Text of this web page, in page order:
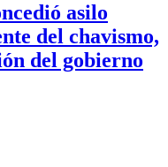
asilo
del chavismo,
del gobierno